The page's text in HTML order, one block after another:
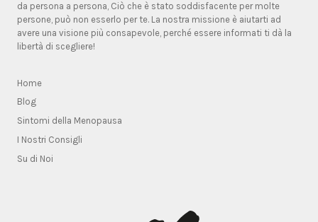
da persona a persona, Ciò che è stato soddisfacente per molte
persone, può non esserlo per te. La nostra missione è aiutarti ad
avere una visione più consapevole, perché essere informati ti dà la
libertà di scegliere!
Home
Blog
Sintomi della Menopausa
I Nostri Consigli
Su di Noi